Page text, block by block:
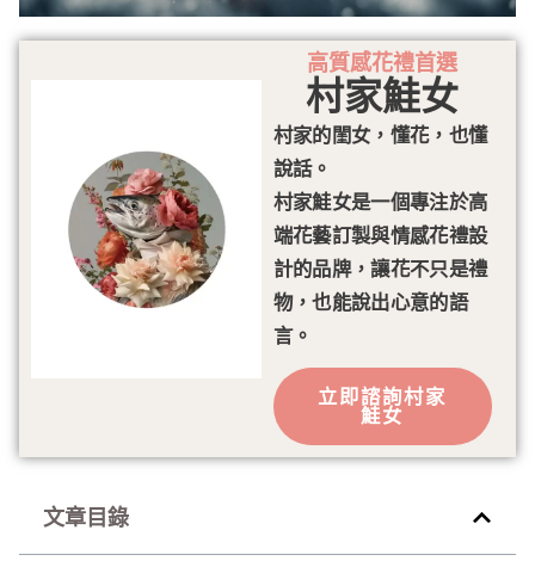
高質感花禮首選
村家鮭女
村家的閨女，懂花，也懂
說話。
村家鮭女是一個專注於高
端花藝訂製與情感花禮設
計的品牌，讓花不只是禮
物，也能說出心意的語
言。
立即諮詢村家
鮭女
文章目錄